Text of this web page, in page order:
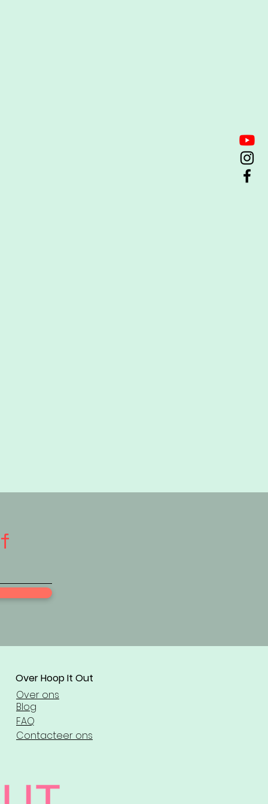
​Over Hoop It Out
Blog
FAQ
Contacteer ons
Over ons